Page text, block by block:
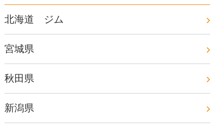
北海道 ジム
宮城県
秋田県
新潟県